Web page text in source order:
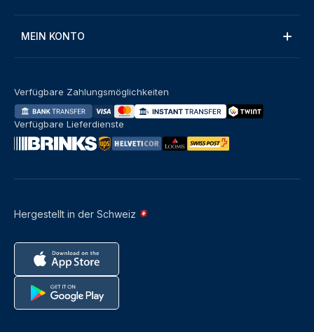
MEIN KONTO
Hergestellt in der Schweiz
Verfügbare Zahlungsmöglichkeiten
Verfügbare Lieferdienste